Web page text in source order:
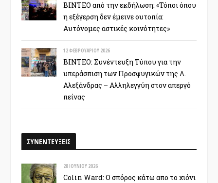
ΒΙΝΤΕΟ από την εκδήλωση: «Τόποι όπου
η εξέγερση δεν έμεινε ουτοπία:
Αυτόνομες αστικές κοινότητες»
12 ΦΕΒΡΟΥΑΡΊΟΥ 2026
ΒΙΝΤΕΟ: Συνέντευξη Τύπου για την
υπεράσπιση των Προσφυγικών της Λ.
Αλεξάνδρας – Αλληλεγγύη στον απεργό
πείνας
ΣΥΝΕΝΤΕΥΞΕΙΣ
28 ΙΟΥΝΊΟΥ 2026
Colin Ward: Ο σπόρος κάτω απο το χιόνι